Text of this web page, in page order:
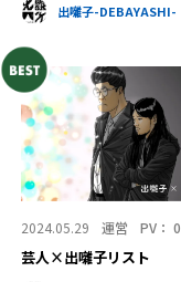
出囃子-DEBAYASHI-
2024.05.29 運営 PV： 0
芸人×出囃子リスト